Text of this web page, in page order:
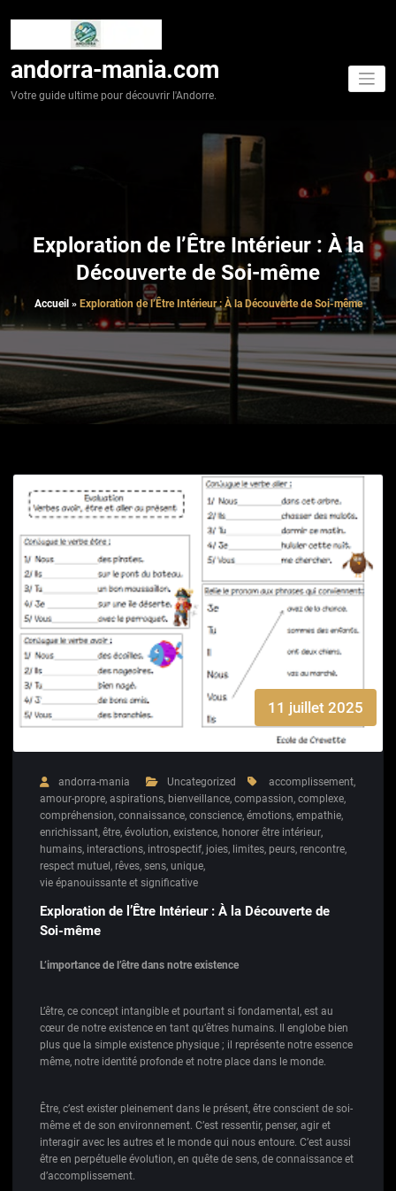
andorra-mania.com
Votre guide ultime pour découvrir l'Andorre.
Exploration de l’Être Intérieur : À la
Découverte de Soi-même
Accueil » Exploration de l’Être Intérieur : À la Découverte de Soi-même
11 juillet 2025
andorra-mania Uncategorized accomplissement,
amour-propre, aspirations, bienveillance, compassion, complexe,
compréhension, connaissance, conscience, émotions, empathie,
enrichissant, être, évolution, existence, honorer être intérieur,
humains, interactions, introspectif, joies, limites, peurs, rencontre,
respect mutuel , rêves, sens, unique,
vie épanouissante et significative
Exploration de l’Être Intérieur : À la Découverte de
Soi-même
L’importance de l’être dans notre existence
L’être, ce concept intangible et pourtant si fondamental, est au
cœur de notre existence en tant qu’êtres humains. Il englobe bien
plus que la simple existence physique ; il représente notre essence
même, notre identité profonde et notre place dans le monde.
Être, c’est exister pleinement dans le présent, être conscient de soi-
même et de son environnement. C’est ressentir, penser, agir et
interagir avec les autres et le monde qui nous entoure. C’est aussi
être en perpétuelle évolution, en quête de sens, de connaissance et
d’accomplissement.